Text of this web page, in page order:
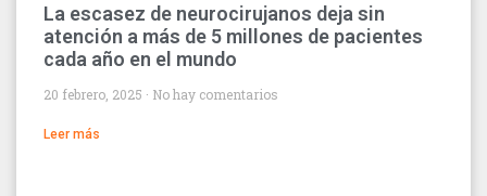
La escasez de neurocirujanos deja sin
atención a más de 5 millones de pacientes
cada año en el mundo
20 febrero, 2025 No hay comentarios
Leer más